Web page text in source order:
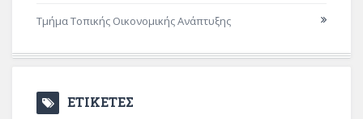
Τμήμα Τοπικής Οικονομικής Ανάπτυξης
ΕΤΙΚΕΤΕΣ